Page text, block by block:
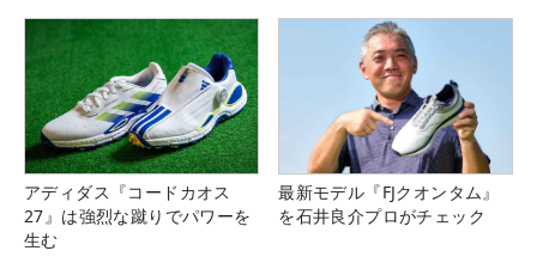
アディダス『コードカオス
27』は強烈な蹴りでパワーを
生む
最新モデル『FJクオンタム』
を石井良介プロがチェック